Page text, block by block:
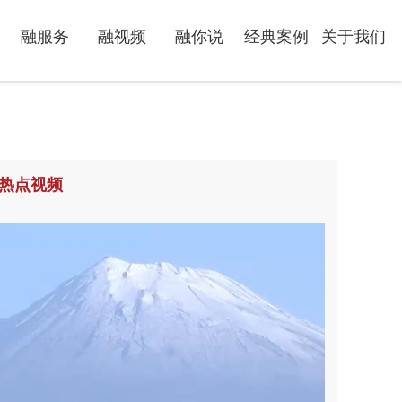
融服务 融视频 融你说 经典案例 关于我们
点视频